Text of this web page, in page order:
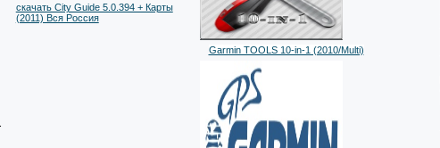
cкачать City Guide 5.0.394 + Карты
(2011) Вся Россия
Garmin TOOLS 10-in-1 (2010/Multi)